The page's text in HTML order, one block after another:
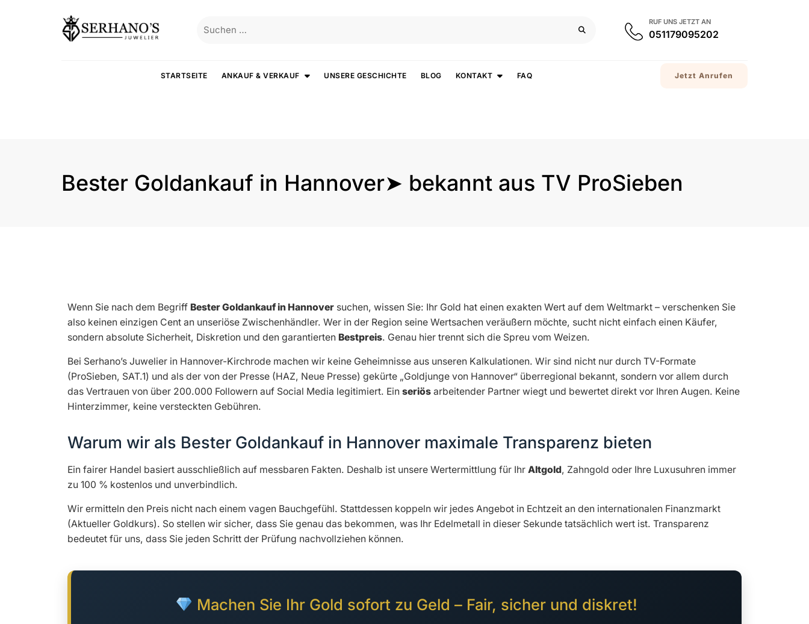
RUF UNS JETZT AN
051179095202
STARTSEITE ANKAUF & VERKAUF UNSERE GESCHICHTE BLOG KONTAKT FAQ Jetzt Anrufen
Bester Goldankauf in Hannover➤ bekannt aus TV ProSieben
Wenn Sie nach dem Begriff Bester Goldankauf in Hannover suchen, wissen Sie: Ihr Gold hat einen exakten Wert auf dem Weltmarkt – verschenken Sie
also keinen einzigen Cent an unseriöse Zwischenhändler. Wer in der Region seine Wertsachen veräußern möchte, sucht nicht einfach einen Käufer,
sondern absolute Sicherheit, Diskretion und den garantierten Bestpreis. Genau hier trennt sich die Spreu vom Weizen.
Bei Serhano’s Juwelier in Hannover-Kirchrode machen wir keine Geheimnisse aus unseren Kalkulationen. Wir sind nicht nur durch TV-Formate
(ProSieben, SAT.1) und als der von der Presse (HAZ, Neue Presse) gekürte „Goldjunge von Hannover“ überregional bekannt, sondern vor allem durch
das Vertrauen von über 200.000 Followern auf Social Media legitimiert. Ein seriös arbeitender Partner wiegt und bewertet direkt vor Ihren Augen. Keine
Hinterzimmer, keine versteckten Gebühren.
Warum wir als Bester Goldankauf in Hannover maximale Transparenz bieten
Ein fairer Handel basiert ausschließlich auf messbaren Fakten. Deshalb ist unsere Wertermittlung für Ihr Altgold, Zahngold oder Ihre Luxusuhren immer
zu 100 % kostenlos und unverbindlich.
Wir ermitteln den Preis nicht nach einem vagen Bauchgefühl. Stattdessen koppeln wir jedes Angebot in Echtzeit an den internationalen Finanzmarkt
(Aktueller Goldkurs). So stellen wir sicher, dass Sie genau das bekommen, was Ihr Edelmetall in dieser Sekunde tatsächlich wert ist. Transparenz
bedeutet für uns, dass Sie jeden Schritt der Prüfung nachvollziehen können.
Machen Sie Ihr Gold sofort zu Geld – Fair, sicher und diskret!